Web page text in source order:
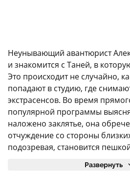
Неунывающий авантюрист
и знакомится с Таней, в
Это происходит не случайно,
попадают в студию, где
экстрасенсов. Во время
популярной программы
наложено заклятье, она
отчуждение со стороны
подозревая, становится
Развернуть